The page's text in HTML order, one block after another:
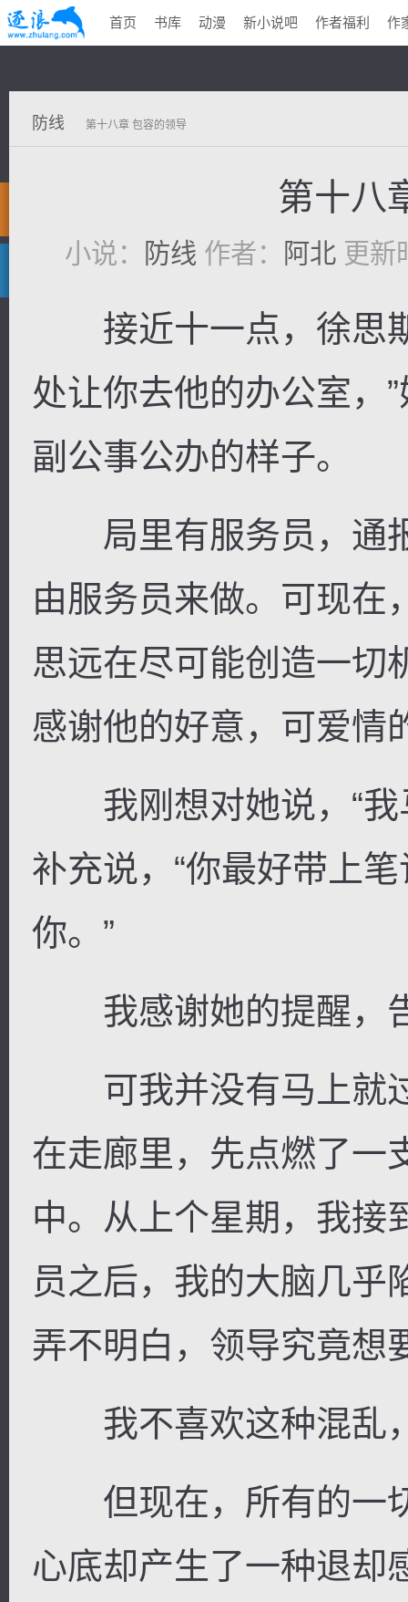
首页 书库 动漫 新小说吧 作者福利 作
防线 第十八章 包容的领导
第十八
小说： 防线 作者： 阿北 更新
接近十一点，徐思斯
处让你去他的办公室，
副公事公办的样子。
局里有服务员，通
由服务员来做。可现在
思远在尽可能创造一切
感谢他的好意，可爱情
我刚想对她说，“我
补充说，“你最好带上
你。”
我感谢她的提醒，
可我并没有马上就
在走廊里，先点燃了一
中。从上个星期，我接
员之后，我的大脑几乎
弄不明白，领导究竟想
我不喜欢这种混乱
但现在，所有的一
心底却产生了一种退却